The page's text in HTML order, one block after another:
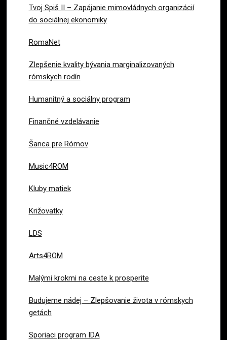
Tvoj Spiš II – Zapájanie mimovládnych organizácií
do sociálnej ekonomiky
RomaNet
Zlepšenie kvality bývania marginalizovaných
rómskych rodín
Humanitný a sociálny program
Finančné vzdelávanie
Šanca pre Rómov
Music4ROM
Kluby matiek
Križovatky
LDS
Arts4ROM
Malými krokmi na ceste k prosperite
Budujeme nádej – Zlepšovanie života v rómskych
getách
Sporiaci program IDA